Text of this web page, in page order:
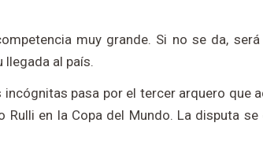
muy grande. Si no se da,
llegada al país.
incógnitas pasa por el tercer arquero que
Rulli en la Copa del Mundo. La disputa